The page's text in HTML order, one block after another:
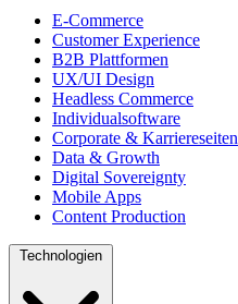
E-Commerce
Customer Experience
B2B Plattformen
UX/UI Design
Headless Commerce
Individualsoftware
Corporate & Karriereseiten
Data & Growth
Digital Sovereignty
Mobile Apps
Content Production
Technologien